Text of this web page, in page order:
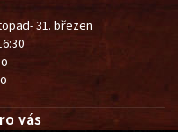
31. březen
vás